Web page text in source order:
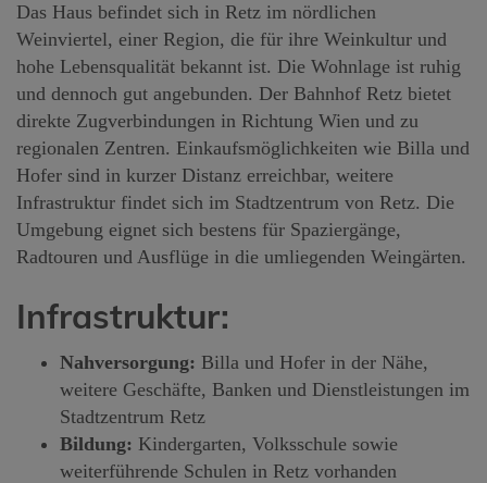
Das Haus befindet sich in Retz im nördlichen
Weinviertel, einer Region, die für ihre Weinkultur und
hohe Lebensqualität bekannt ist. Die Wohnlage ist ruhig
und dennoch gut angebunden. Der Bahnhof Retz bietet
direkte Zugverbindungen in Richtung Wien und zu
regionalen Zentren. Einkaufsmöglichkeiten wie Billa und
Hofer sind in kurzer Distanz erreichbar, weitere
Infrastruktur findet sich im Stadtzentrum von Retz. Die
Umgebung eignet sich bestens für Spaziergänge,
Radtouren und Ausflüge in die umliegenden Weingärten.
Infrastruktur:
Nahversorgung: Billa und Hofer in der Nähe,
weitere Geschäfte, Banken und Dienstleistungen im
Stadtzentrum Retz
Bildung: Kindergarten, Volksschule sowie
weiterführende Schulen in Retz vorhanden